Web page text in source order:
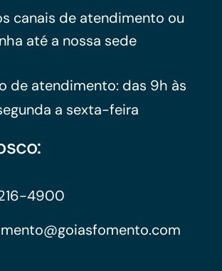
canais de atendimento ou
até a nossa sede
de atendimento: das 9h às
a sexta-feira
4900